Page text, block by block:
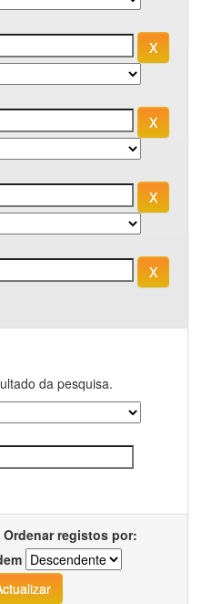
da pesquisa.
Ordenar registos por: